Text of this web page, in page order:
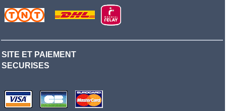
SITE ET PAIEMENT
SECURISES